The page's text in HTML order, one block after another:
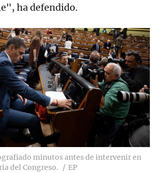
ha defendido.
minutos antes de intervenir en
del Congreso.
EP